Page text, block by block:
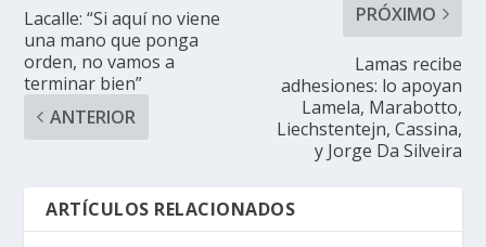
Lacalle: “Si aquí no viene
una mano que ponga
orden, no vamos a
terminar bien”
ANTERIOR
PRÓXIMO
Lamas recibe
adhesiones: lo apoyan
Lamela, Marabotto,
Liechstentejn, Cassina,
y Jorge Da Silveira
ARTÍCULOS RELACIONADOS